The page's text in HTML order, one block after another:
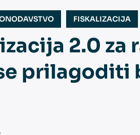
Obrtnici
Udruge
FISKALIZACIJA
2.0 za
prilagoditi